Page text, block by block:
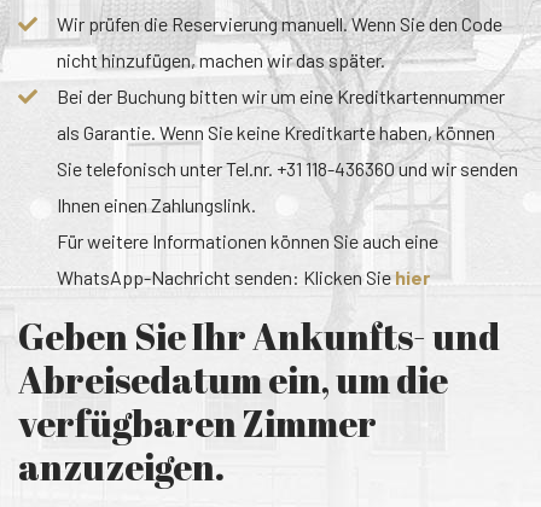
Wir prüfen die Reservierung manuell. Wenn Sie den Code
nicht hinzufügen, machen wir das später.
Bei der Buchung bitten wir um eine Kreditkartennummer
als Garantie. Wenn Sie keine Kreditkarte haben, können
Sie telefonisch unter Tel.nr. +31 118-436360 und wir senden
Ihnen einen Zahlungslink.
Für weitere Informationen können Sie auch eine
WhatsApp-Nachricht senden: Klicken Siehier
Geben Sie Ihr Ankunfts- und
Abreisedatum ein, um die
verfügbaren Zimmer
anzuzeigen.